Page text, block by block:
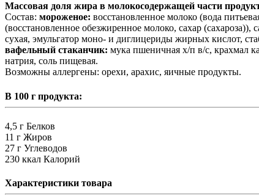
Массовая доля жира в молокосодержащей части
Состав: мороженое: восстановленное молоко (вода
(восстановленное обезжиренное молоко, сахар
сухая, эмульгатор моно- и диглицериды жирных кислот,
вафельный стаканчик: мука пшеничная х/п в/с, крахмал
натрия, соль пищевая.
Возможны аллергены: орехи, арахис, яичные продукты.
В 100 г продукта:
4,5 г Белков
11 г Жиров
27 г Углеводов
230 ккал Калорий
Характеристики товара